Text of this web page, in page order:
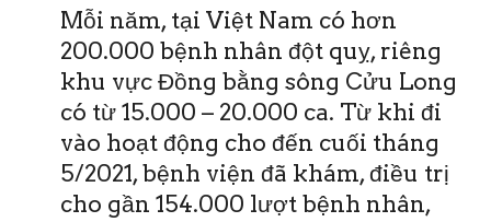
Mỗi năm, tại Việt Nam có hơn
200.000 bệnh nhân đột quỵ, riêng
khu vực Đồng bằng sông Cửu Long
có từ 15.000 – 20.000 ca. Từ khi đi
vào hoạt động cho đến cuối tháng
5/2021, bệnh viện đã khám, điều trị
cho gần 154.000 lượt bệnh nhân,